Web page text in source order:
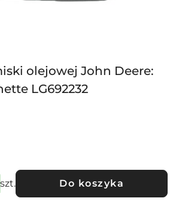
olejowej John Deere:
LG692232
szt. Do koszyka